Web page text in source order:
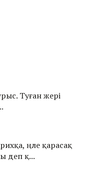
Туған жері
үңле қарасақ
деп қ...